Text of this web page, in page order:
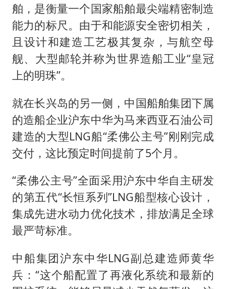
舶，是衡量一个国家船舶最尖端精密制造
能力的标尺。由于和能源安全密切相关，
且设计和建造工艺极其复杂，与航空母
舰、大型邮轮并称为世界造船工业“皇冠
上的明珠”。
就在长兴岛的另一侧，中国船舶集团下属
的造船企业沪东中华为马来西亚石油公司
建造的大型LNG船“柔佛公主号”刚刚完成
交付，这比预定时间提前了5个月。
“柔佛公主号”全面采用沪东中华自主研发
的第五代“长恒系列”LNG船型核心设计，
集成先进水动力优化技术，排放满足全球
最严苛标准。
中船集团沪东中华LNG副总建造师黄华
兵：“这个船配置了再液化系统和最新的